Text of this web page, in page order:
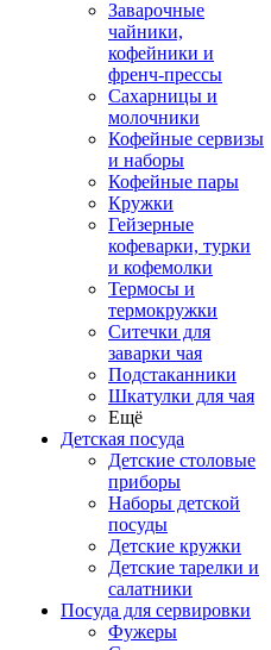
Заварочные
чайники,
кофейники и
френч-прессы
Сахарницы и
молочники
Кофейные сервизы
и наборы
Кофейные пары
Кружки
Гейзерные
кофеварки, турки
и кофемолки
Термосы и
термокружки
Ситечки для
заварки чая
Подстаканники
Шкатулки для чая
Ещё
Детская посуда
Детские столовые
приборы
Наборы детской
посуды
Детские кружки
Детские тарелки и
салатники
Посуда для сервировки
Фужеры